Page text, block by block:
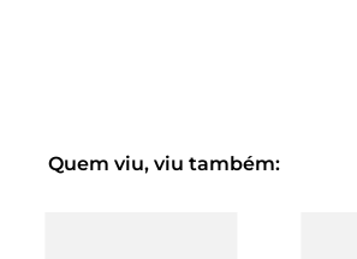
Quem viu, viu também: